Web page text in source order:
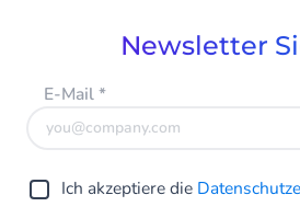
Newsletter
E-Mail*
Ich akzeptiere die